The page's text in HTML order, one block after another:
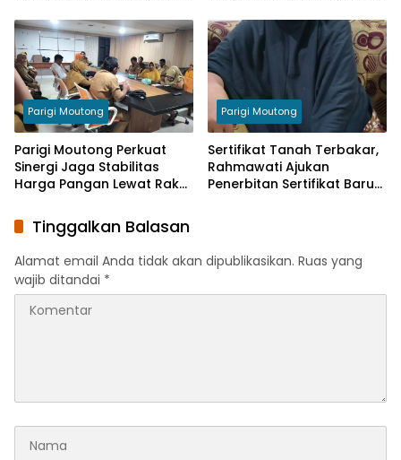
Parigi Moutong
Parigi Moutong Perkuat
Sinergi Jaga Stabilitas
Harga Pangan Lewat Rakor
Parigi Moutong
Sertifikat Tanah Terbakar,
Rahmawati Ajukan
Penerbitan Sertifikat Baru
Tinggalkan Balasan
Alamat email Anda tidak akan dipublikasikan. Ruas yang
wajib ditandai *